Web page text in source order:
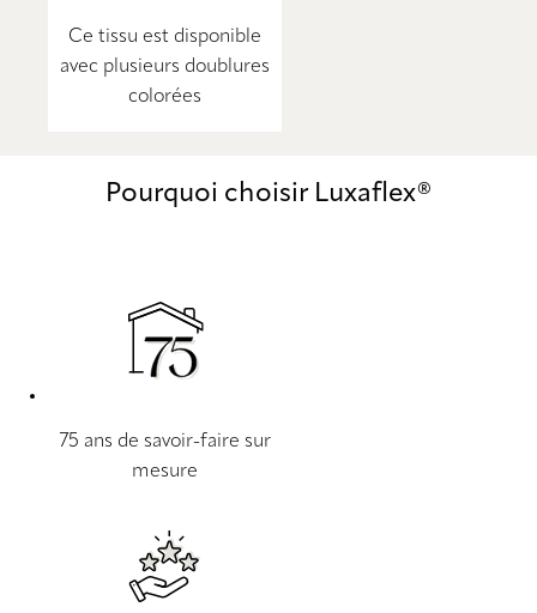
Ce tissu est disponible
avec plusieurs doublures
colorées
Pourquoi choisir Luxaflex®
75 ans de savoir-faire sur
mesure